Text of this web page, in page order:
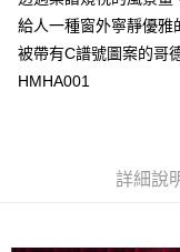
給人一種窗外寧靜優雅
被帶有C譜號圖案的哥
HMHA001
詳細說